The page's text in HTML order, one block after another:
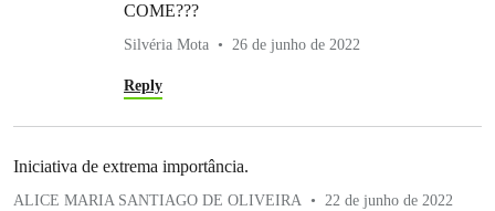
COME???
Silvéria Mota 26 de junho de 2022
Reply
Iniciativa de extrema importância.
ALICE MARIA SANTIAGO DE OLIVEIRA 22 de junho de 2022